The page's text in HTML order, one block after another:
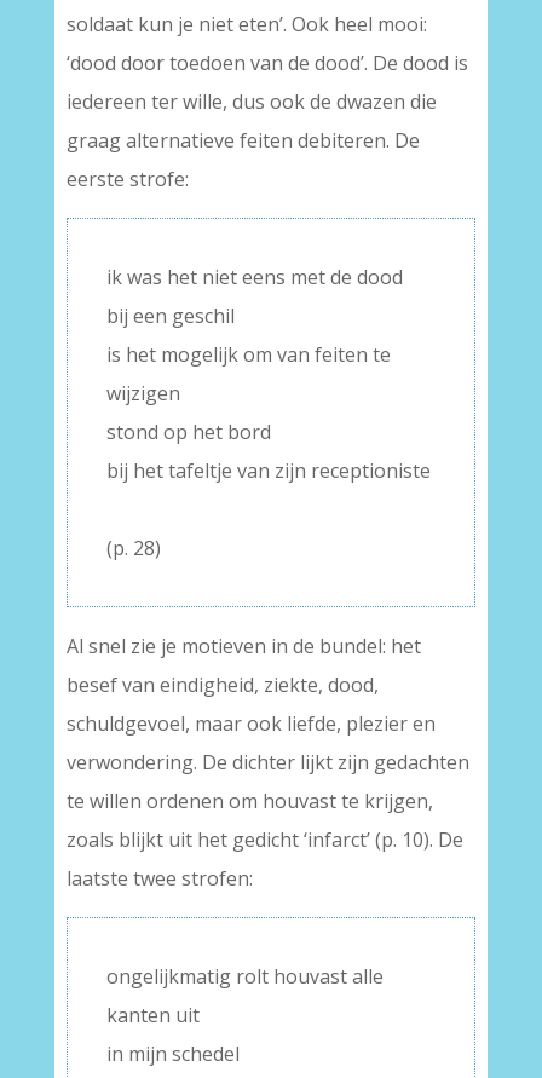
soldaat kun je niet eten’. Ook heel mooi:
‘dood door toedoen van de dood’. De dood is
iedereen ter wille, dus ook de dwazen die
graag alternatieve feiten debiteren. De
eerste strofe:
ik was het niet eens met de dood
bij een geschil
is het mogelijk om van feiten te
wijzigen
stond op het bord
bij het tafeltje van zijn receptioniste
(p. 28)
Al snel zie je motieven in de bundel: het
besef van eindigheid, ziekte, dood,
schuldgevoel, maar ook liefde, plezier en
verwondering. De dichter lijkt zijn gedachten
te willen ordenen om houvast te krijgen,
zoals blijkt uit het gedicht ‘infarct’ (p. 10). De
laatste twee strofen:
ongelijkmatig rolt houvast alle
kanten uit
in mijn schedel